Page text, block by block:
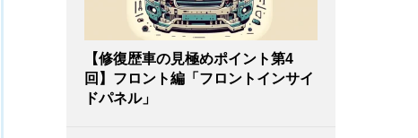
【修復歴車の見極めポイント第4
回】フロント編「フロントインサイ
ドパネル」